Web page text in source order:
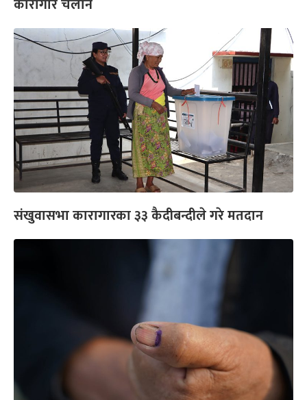
कारागार चलान
संखुवासभा कारागारका ३३ कैदीबन्दीले गरे मतदान